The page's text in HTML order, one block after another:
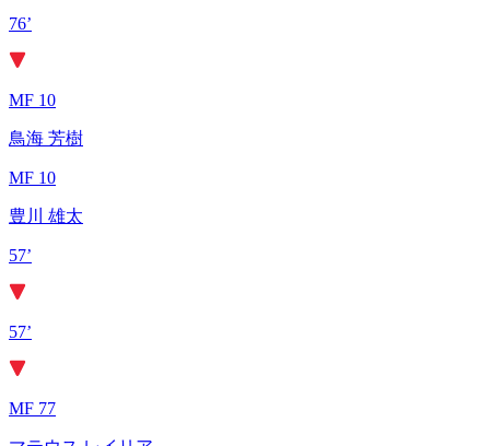
76’
MF 10
鳥海 芳樹
MF 10
豊川 雄太
57’
57’
MF 77